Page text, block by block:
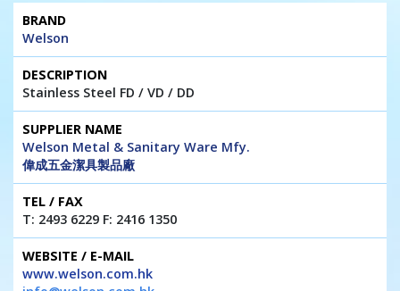
Welson
Stainless Steel FD / VD / DD
Welson Metal & Sanitary Ware Mfy.
偉成五金潔具製品廠
T: 2493 6229 F: 2416 1350
www.welson.com.hk